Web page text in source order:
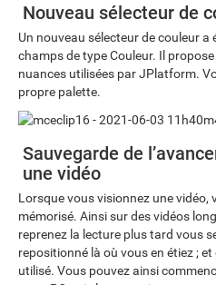
Nouveau sélecteur de
Un nouveau sélecteur de couleur
champs de type Couleur. Il
nuances utilisées par JPlatform.
propre palette.
Sauvegarde de
une vidéo
Lorsque vous visionnez une vidéo,
mémorisé. Ainsi sur des vidéos
reprenez la lecture plus tard vous
repositionné là où vous en étiez ;
utilisé. Vous pouvez ainsi